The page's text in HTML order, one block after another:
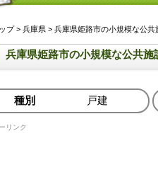
プ> 兵庫県 > 兵庫県姫路市の小規模な公
兵庫県姫路市の小規模な公共
種別 戸建
リンク